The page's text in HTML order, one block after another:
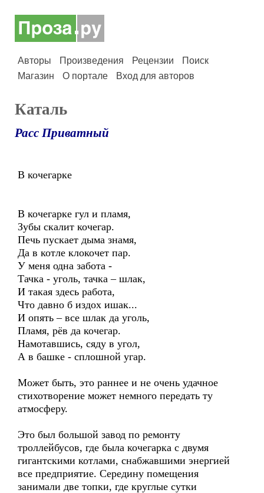
Авторы Произведения Рецензии
Поиск
Магазин
О портале Вход для авторов
Каталь
Расс Приватный
В кочегарке
В кочегарке гул и пламя,
Зубы скалит кочегар.
Печь пускает дыма знамя,
Да в котле клокочет пар.
У меня одна забота -
Тачка - уголь, тачка – шлак,
И такая здесь работа,
Что давно б издох ишак...
И опять – все шлак да уголь,
Пламя, рёв да кочегар.
Намотавшись, сяду в угол,
А в башке - сплошной угар.
Может быть, это раннее и не очень удачное
стихотворение может немного передать ту
атмосферу.
Это был большой завод по ремонту
троллейбусов, где была кочегарка с двумя
гигантскими котлами, снабжавшими энергией
все предприятие. Середину помещения
занимали две топки, где круглые сутки